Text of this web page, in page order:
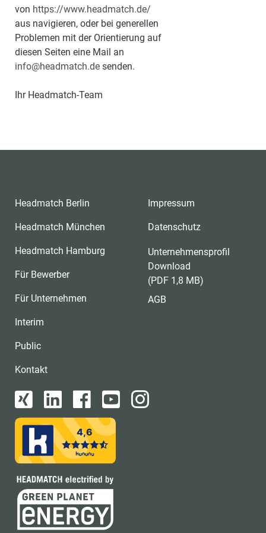
von https://www.headmatch.de/
aus navigieren, oder bei generellen
Problemen mit der Orientierung auf
diesen Seiten eine Mail an
info@headmatch.de senden.
Ihr Headmatch-Team
Headmatch Berlin
Headmatch München
Headmatch Hamburg
Für Bewerber
Für Unternehmen
Interim
Public
Kontakt
Impressum
Datenschutz
Unternehmensprofil
Download
(PDF 1,8 MB)
AGB